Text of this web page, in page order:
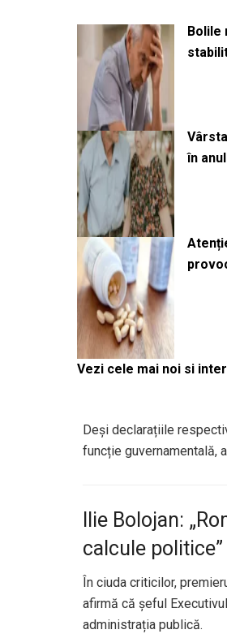
Bolile
în
Vezi cele mai noi si
Deși declarațiile
funcție guvernamentală,
Ilie Bolojan:
calcule politice”
În ciuda criticilor,
afirmă că șeful
administrația publică.